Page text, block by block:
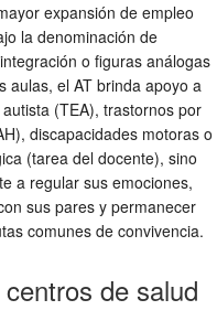
expansión de empleo
la denominación de
o figuras análogas
aulas, el AT brinda apoyo a
(TEA), trastornos por
discapacidades motoras o
(tarea del docente), sino
a regular sus emociones,
sus pares y permanecer
comunes de convivencia.
de salud